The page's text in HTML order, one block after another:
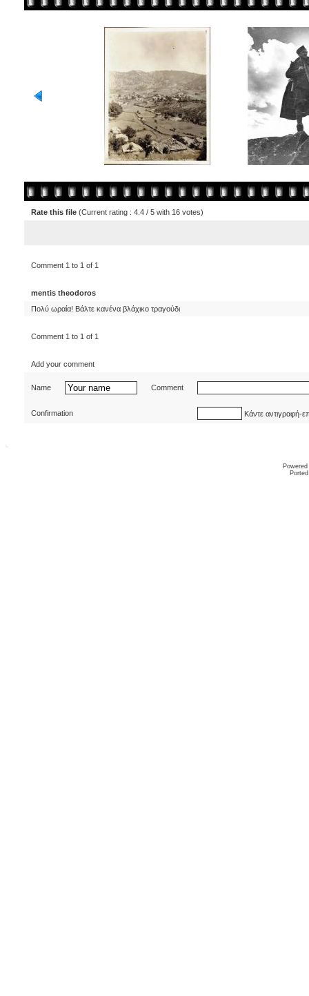
Rate this file (Current rating : 4.4 / 5 with 16 votes)
Comment 1 to 1 of 1
mentis theodoros
Πολύ ωραία! Βάλτε κανένα βλάχικο τραγούδι
Comment 1 to 1 of 1
Add your comment
Name Comment
Confirmation Κάντε αντιγραφή-